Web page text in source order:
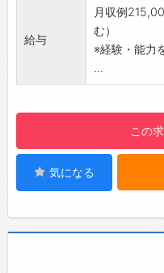
１．前工程
２．製品毎の
３．自動機
パターンを
５．加工後
※製品や材料
＜③検査業
※クリーンウ
給与
月収例
む）
※経験・能力
...
この
気になる